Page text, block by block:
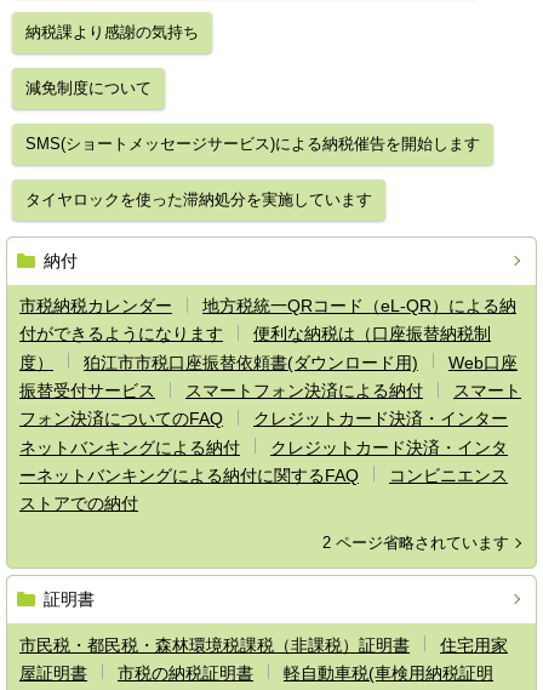
納税課より感謝の気持ち
減免制度について
SMS(ショートメッセージサービス)による納税催告を開始します
タイヤロックを使った滞納処分を実施しています
納付
市税納税カレンダー
地方税統一QRコード（eL-QR）による納
付ができるようになります
便利な納税は（口座振替納税制
度）
狛江市市税口座振替依頼書(ダウンロード用)
Web口座
振替受付サービス
スマートフォン決済による納付
スマート
フォン決済についてのFAQ
クレジットカード決済・インター
ネットバンキングによる納付
クレジットカード決済・インタ
ーネットバンキングによる納付に関するFAQ
コンビニエンス
ストアでの納付
2 ページ省略されています
証明書
市民税・都民税・森林環境税課税（非課税）証明書
住宅用家
屋証明書
市税の納税証明書
軽自動車税(車検用納税証明